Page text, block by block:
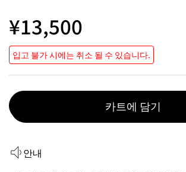
¥13,500
입고 불가 시에는 취소 될 수 있습니다.
카트에 담기
안내